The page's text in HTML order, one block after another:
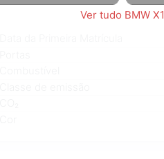
Ver tudo BMW X1